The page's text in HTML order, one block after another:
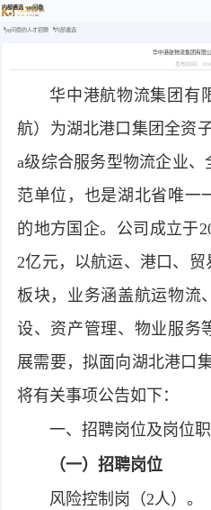
内部遴选 -pg问鼎
pg问鼎的人才招聘 内部遴选
华中港航物流集团有限
发布时间：
华中港航物流集团有
航）为湖北港口集团全资
a级综合服务型物流企业
范单位，也是湖北省唯一
的地方国企。公司成立于
2亿元，以航运、港口、
板块，业务涵盖航运物流
设、资产管理、物业服务
展需要，拟面向湖北港口
将有关事项公告如下：
一、招聘岗位及岗位
（一）招聘岗位
风险控制岗（2人）。